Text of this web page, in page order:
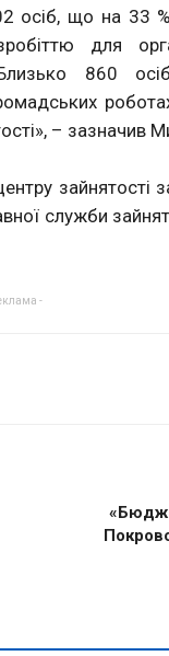
осіб, що на 33
для
860
– зазначив
зайнятості
служби
-